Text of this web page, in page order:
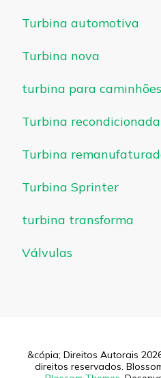
Turbina automotiva
Turbina nova
turbina para caminhões
Turbina recondicionada
Turbina
Turbina Sprinter
turbina transforma
Válvulas
&cópia; Direitos Autorais
direitos reservados.